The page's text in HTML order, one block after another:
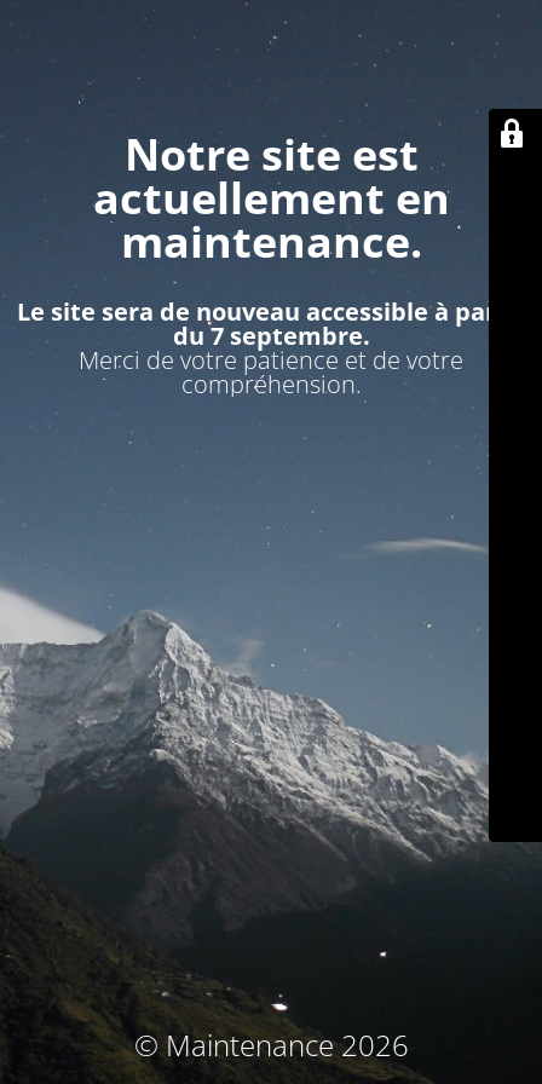
Notre site est
actuellement en
maintenance.
Le site sera de nouveau accessible à partir
du 7 septembre.
Merci de votre patience et de votre
compréhension.
© Maintenance 2026